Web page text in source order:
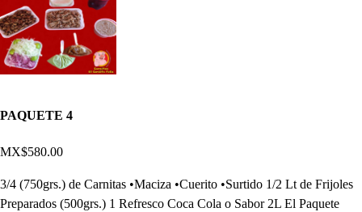
PAQUETE 4
MX$580.00
3/4 (750grs.) de Carnitas •Maciza •Cuerito •Surtido 1/2 Lt de Frijoles
Preparados (500grs.) 1 Refresco Coca Cola o Sabor 2L El Paquete